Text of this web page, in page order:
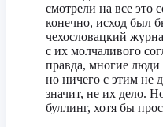
смотрели на все это
конечно, исход был
чехословацкий
с их молчаливого
правда, многие люди
но ничего с этим не
значит, не их дело.
буллинг, хотя бы